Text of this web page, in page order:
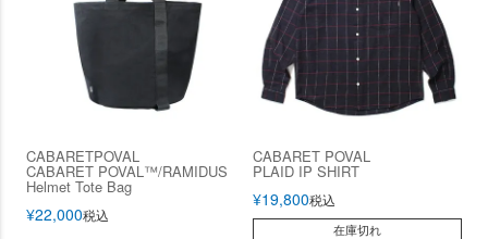
CABARETPOVAL
CABARET POVAL™️/RAMIDUS
Helmet Tote Bag
¥22,000税込
CABARET POVAL
PLAID IP SHIRT
¥19,800税込
在庫切れ